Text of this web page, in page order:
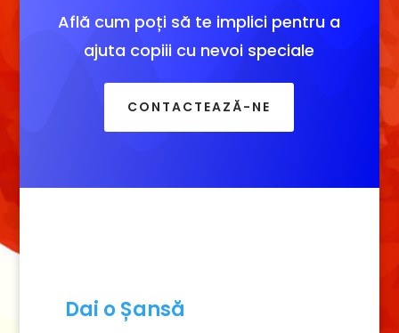
Află cum poți să te implici pentru a
ajuta copiii cu nevoi speciale
CONTACTEAZĂ-NE
Dai o Șansă